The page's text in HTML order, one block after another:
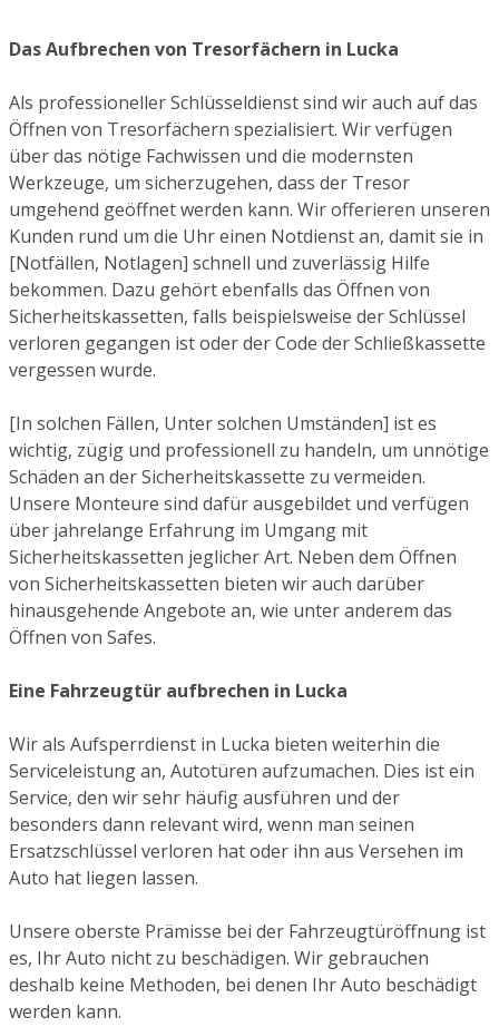
Das Aufbrechen von Tresorfächern in Lucka
Als professioneller Schlüsseldienst sind wir auch auf das
Öffnen von Tresorfächern spezialisiert. Wir verfügen
über das nötige Fachwissen und die modernsten
Werkzeuge, um sicherzugehen, dass der Tresor
umgehend geöffnet werden kann. Wir offerieren unseren
Kunden rund um die Uhr einen Notdienst an, damit sie in
[Notfällen, Notlagen] schnell und zuverlässig Hilfe
bekommen. Dazu gehört ebenfalls das Öffnen von
Sicherheitskassetten, falls beispielsweise der Schlüssel
verloren gegangen ist oder der Code der Schließkassette
vergessen wurde.
[In solchen Fällen, Unter solchen Umständen] ist es
wichtig, zügig und professionell zu handeln, um unnötige
Schäden an der Sicherheitskassette zu vermeiden.
Unsere Monteure sind dafür ausgebildet und verfügen
über jahrelange Erfahrung im Umgang mit
Sicherheitskassetten jeglicher Art. Neben dem Öffnen
von Sicherheitskassetten bieten wir auch darüber
hinausgehende Angebote an, wie unter anderem das
Öffnen von Safes.
Eine Fahrzeugtür aufbrechen in Lucka
Wir als Aufsperrdienst in Lucka bieten weiterhin die
Serviceleistung an, Autotüren aufzumachen. Dies ist ein
Service, den wir sehr häufig ausführen und der
besonders dann relevant wird, wenn man seinen
Ersatzschlüssel verloren hat oder ihn aus Versehen im
Auto hat liegen lassen.
Unsere oberste Prämisse bei der Fahrzeugtüröffnung ist
es, Ihr Auto nicht zu beschädigen. Wir gebrauchen
deshalb keine Methoden, bei denen Ihr Auto beschädigt
werden kann.